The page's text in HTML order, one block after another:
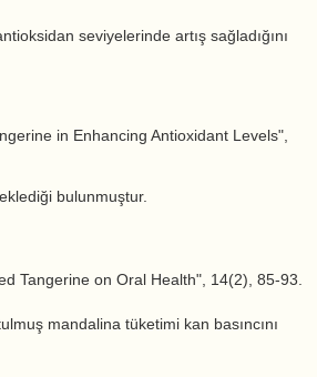
seviyelerinde artış sağladığını
in Enhancing Antioxidant Levels",
bulunmuştur.
Tangerine on Oral Health", 14(2), 85-93.
mandalina tüketimi kan basıncını